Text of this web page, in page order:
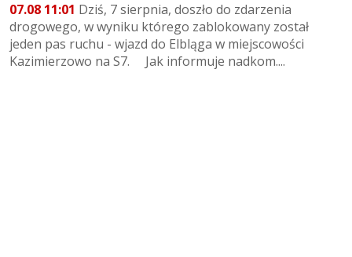
07.08 11:01 Dziś, 7 sierpnia, doszło do zdarzenia
drogowego, w wyniku którego zablokowany został
jeden pas ruchu - wjazd do Elbląga w miejscowości
Kazimierzowo na S7. Jak informuje nadkom....